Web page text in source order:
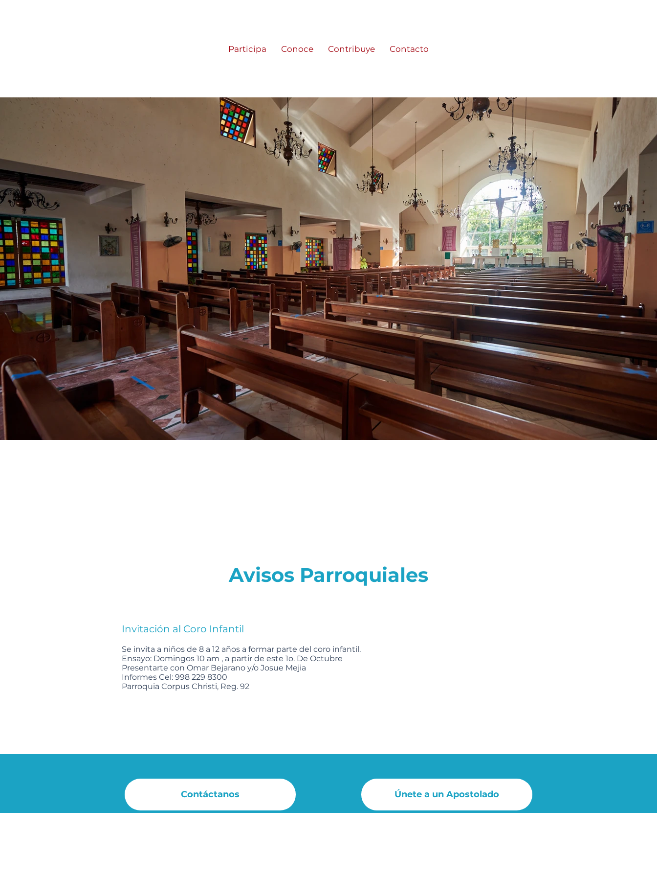
Participa Conoce Contribuye Contacto
Se invita a niños de 8 a 12 años a formar parte del coro infantil.
Ensayo: Domingos 10 am , a partir de este 1o. De Octubre
Presentarte con Omar Bejarano y/o Josue Mejia
Informes Cel: 998 229 8300
Parroquia Corpus Christi, Reg. 92
Invitación al Coro Infantil
Avisos Parroquiales
Contáctanos Únete a un Apostolado